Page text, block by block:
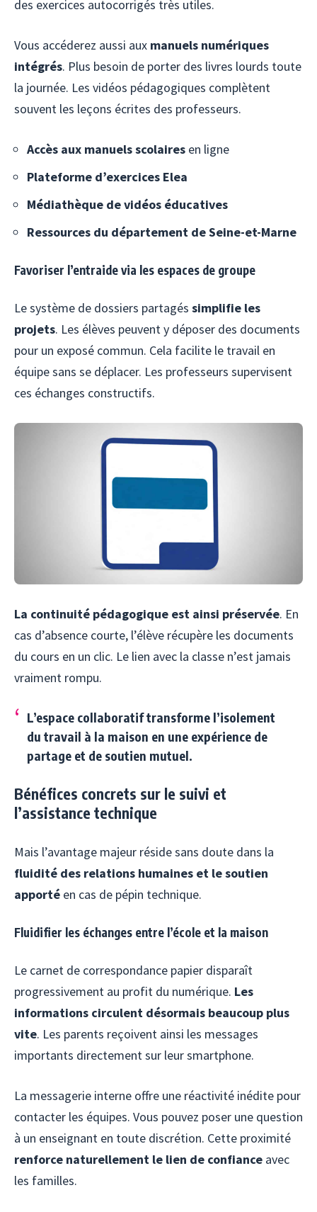
des exercices autocorrigés très utiles.
Vous accéderez aussi aux manuels numériques
intégrés. Plus besoin de porter des livres lourds toute
la journée. Les vidéos pédagogiques complètent
souvent les leçons écrites des professeurs.
Accès aux manuels scolaires en ligne
Plateforme d’exercices Elea
Médiathèque de vidéos éducatives
Ressources du département de Seine-et-Marne
Favoriser l’entraide via les espaces de groupe
Le système de dossiers partagés simplifie les
projets. Les élèves peuvent y déposer des documents
pour un exposé commun. Cela facilite le travail en
équipe sans se déplacer. Les professeurs supervisent
ces échanges constructifs.
La continuité pédagogique est ainsi préservée. En
cas d’absence courte, l’élève récupère les documents
du cours en un clic. Le lien avec la classe n’est jamais
vraiment rompu.
L’espace collaboratif transforme l’isolement
du travail à la maison en une expérience de
partage et de soutien mutuel.
Bénéfices concrets sur le suivi et
l’assistance technique
Mais l’avantage majeur réside sans doute dans la
fluidité des relations humaines et le soutien
apporté en cas de pépin technique.
Fluidifier les échanges entre l’école et la maison
Le carnet de correspondance papier disparaît
progressivement au profit du numérique. Les
informations circulent désormais beaucoup plus
vite. Les parents reçoivent ainsi les messages
importants directement sur leur smartphone.
La messagerie interne offre une réactivité inédite pour
contacter les équipes. Vous pouvez poser une question
à un enseignant en toute discrétion. Cette proximité
renforce naturellement le lien de confiance avec
les familles.